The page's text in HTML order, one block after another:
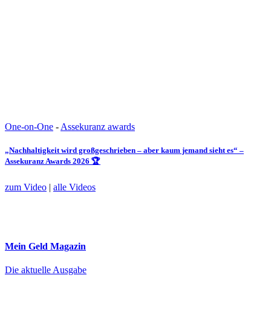
One-on-One - Assekuranz awards
„Nachhaltigkeit wird großgeschrieben – aber kaum jemand sieht es“ –
Assekuranz Awards 2026 🏆
zum Video | alle Videos
Mein Geld Magazin
Die aktuelle Ausgabe